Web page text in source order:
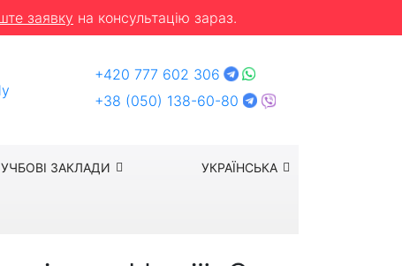
заявку на консультацію зараз.
+420 777 602 306
+38 (050) 138-60-80
УКРАЇНСЬКА
УЧБОВІ ЗАКЛАДИ